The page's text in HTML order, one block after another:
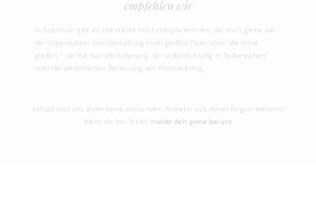
empfehlen wir
In Solothurn gibt es talentierte Hochzeitsplanerinnen, die euch gerne bei
der Organisation und Gestaltung eurer großen Feier unter die Arme
greifen – ob mit Komplettplanung, der Unterstützung in Teilbereichen
oder der persönlichen Betreuung am Hochzeitstag.
Aktuell sind uns leider keine passenden Anbieter aus dieser Region bekannt.
Wenn du hier fehlst, melde dich gerne bei uns.